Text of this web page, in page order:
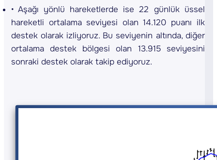
Aşağı yönlü hareketlerde ise 22 günlük üssel
hareketli ortalama seviyesi olan 14.120 puanı ilk
destek olarak izliyoruz. Bu seviyenin altında, diğer
ortalama destek bölgesi olan 13.915 seviyesini
sonraki destek olarak takip ediyoruz.